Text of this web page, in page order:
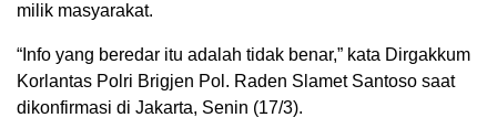
milik masyarakat.
“Info yang beredar itu adalah tidak benar,” kata Dirgakkum
Korlantas Polri Brigjen Pol. Raden Slamet Santoso saat
dikonfirmasi di Jakarta, Senin (17/3).